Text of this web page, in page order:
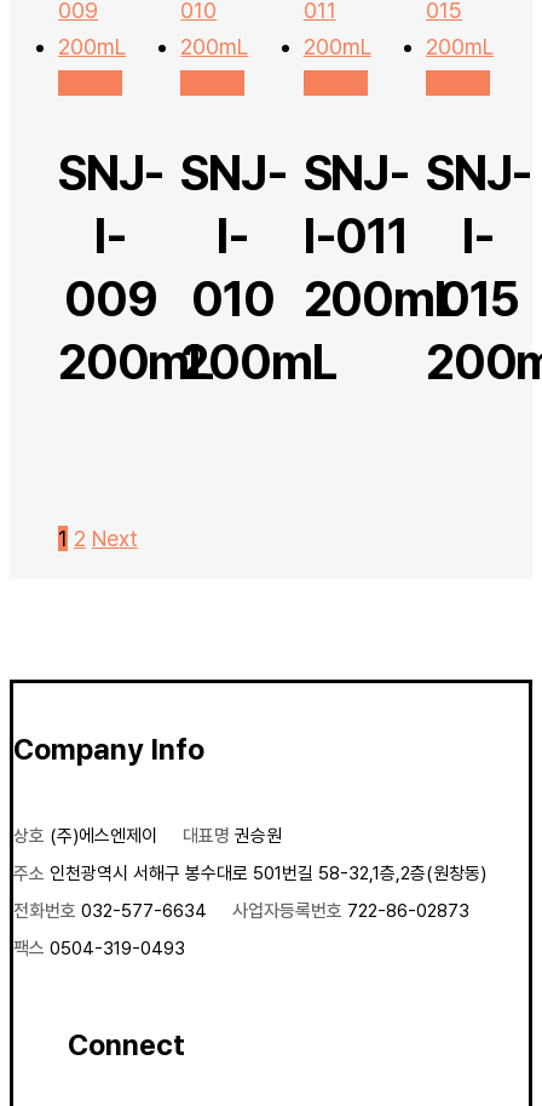
SNJ-
I-
009
200mL
SNJ-
I-
010
200mL
SNJ-
I-011
200mL
SNJ-
I-
015
1 2 Next
Company Info
상호 (주)에스엔제이 대표명 권승원
주소 인천광역시 서해구 봉수대로 501번길 58-32,1층,2층(원창동)
전화번호 032-577-6634 사업자등록번호 722-86-02873
팩스 0504-319-0493
Connect